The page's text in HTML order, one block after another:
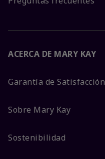
ACERCA DE MARY KAY
Garantía de Satisfacción
Sobre Mary Kay
Sostenibilidad